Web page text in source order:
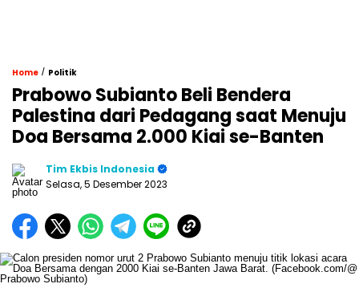
Home / Politik
Prabowo Subianto Beli Bendera
Palestina dari Pedagang saat Menuju
Doa Bersama 2.000 Kiai se-Banten
Tim Ekbis Indonesia
Selasa, 5 Desember 2023